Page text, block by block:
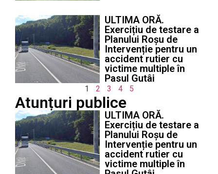
ULTIMA ORĂ.
Exercițiu de testare a
Planului Roșu de
Intervenție pentru un
accident rutier cu
victime multiple în
Pasul Gutâi
1 2 3 4 5
Atunțuri publice
ULTIMA ORĂ.
Exercițiu de testare a
Planului Roșu de
Intervenție pentru un
accident rutier cu
victime multiple în